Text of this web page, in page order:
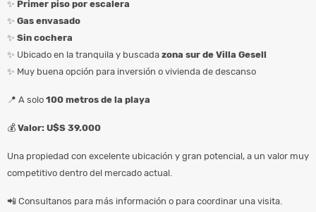
✨ Primer piso por escalera
✨ Gas envasado
✨ Sin cochera
✨ Ubicado en la tranquila y buscada zona sur de Villa Gesell
✨ Muy buena opción para inversión o vivienda de descanso
📍 A solo 100 metros de la playa
💰 Valor: U$S 39.000
Una propiedad con excelente ubicación y gran potencial, a un valor muy
competitivo dentro del mercado actual.
📲 Consultanos para más información o para coordinar una visita.